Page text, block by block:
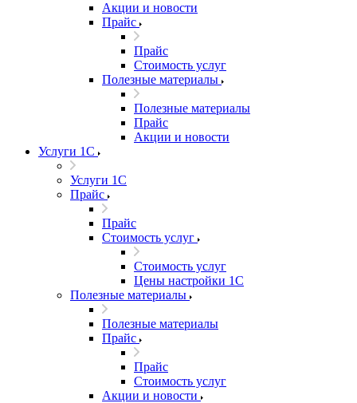
Акции и новости
Прайс
Прайс
Стоимость услуг
Полезные материалы
Полезные материалы
Прайс
Акции и новости
Услуги 1С
Услуги 1С
Прайс
Прайс
Стоимость услуг
Стоимость услуг
Цены настройки 1С
Полезные материалы
Полезные материалы
Прайс
Прайс
Стоимость услуг
Акции и новости